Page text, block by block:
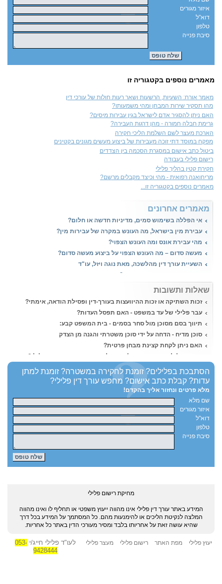
איזור מגורים
דוא"ל
טלפון
סיבת פנייה
מאמרים נוספים בקטגוריה זו
מאמר אורח: השעיות, הרשעות ושאר רעות חולות של עורכי דין
מהו תסקיר שירות המבחן ומהי משמעותו?
האם ניתן להסגיר אדם לישראל בגין עבירות מיסים?
גרימת חבלה חמורה - מהן דרגות העבירה?
הארכת מעצר לשם השלמת הליכי חקירה
מפקח במוסד דתי זוכה מעבירות של ביצוע מעשים מגונים בקטינים
ביטול כתב אישום במסגרת הסכמה בין הצדדים
רישום פלילי בעבודה
חקירת קטין בהליך פלילי
מריחואנה רפואית - מהי וכיצד מקבלים מרשם?
מאמרים נוספים בקטגוריה זו...
מאמרים אחרונים
אי הפללה בשימוש סמים, מדיניות חדשה או חלום?
עבירת מין בישראל, מה העונש במקרה של עבירות מין?
מהי עבירת אונס ומה העונש הצפוי?
מעשה סדום – מה העונש הצפוי על ביצוע מעשה סדום?
השעיית עורך דין מהלשכה, מאת נוגה ויזל, עו"ד
הטרדה מינית, איך יוצאים מזה?
שאלות ותשובות
זכות השתיקה או זכות ההיוועצות בעורך-דין ופסילת הודאה, אימתי?
עבר פלילי של עד במשפט - האם תפסל העדות?
תיווך בסם מסוכן מול סחר בסמים - בית המשפט קבע:
סוכן מדיח - הדחה על ידי סוכן משטרתי והגנה מן הצדק
האם ניתן לקחת קצינת מבחן פרטית?
רישום פלילי ועבודה - היכן לא ניתן להעסיק אדם עם רישום פלילי?
הסתבכת בפלילים?זומנת לחקירה במשטרה? זומנת למתן
עדות? קבלת כתב אישום? מחפש עורך דין פלילי?
מלא פרטים ונחזור אליך בהקדם!
שם מלא
איזור מגורים
דוא"ל
טלפון
סיבת פנייה
מחיקת רישום פלילי
המידע באתר עורך דין פלילי אינו מהווה ייעוץ משפטי או תחליף לו ואינו מהווה
המלצה לנקיטת הליכים או להימנעות מהם. כל המסתמך על המידע בכל דרך
שהיא עושה זאת על אחריותו בלבד ומסיר מעורכי הדין באתר כל אחריות.
יעוץ פלילי מפת האתר רישום פלילי מעצר פלילי לעו"ד פלילי חייג/י 053-
9428444